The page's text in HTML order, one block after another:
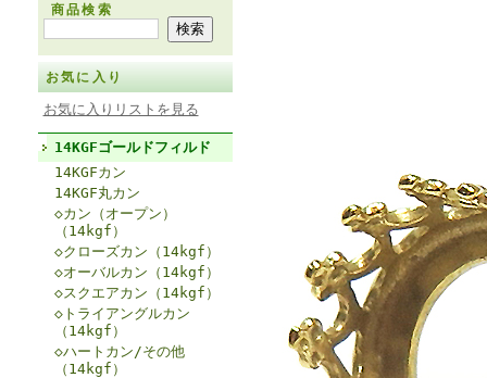
商品検索
お気に入り
お気に入りリストを見る
14KGFゴールドフィルド
14KGFカン
14KGF丸カン
◇カン（オープン）
（14kgf）
◇クローズカン（14kgf）
◇オーバルカン（14kgf）
◇スクエアカン（14kgf）
◇トライアングルカン
（14kgf）
◇ハートカン/その他
（14kgf）